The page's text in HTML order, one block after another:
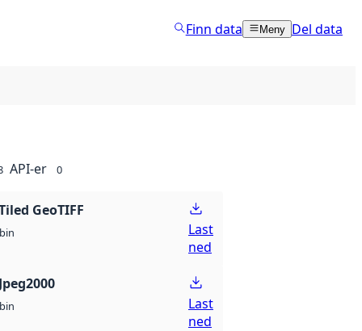
Finn data Meny Del data
API-er 0
GeoTIFF
bin
Last
ned
bin
Last
ned